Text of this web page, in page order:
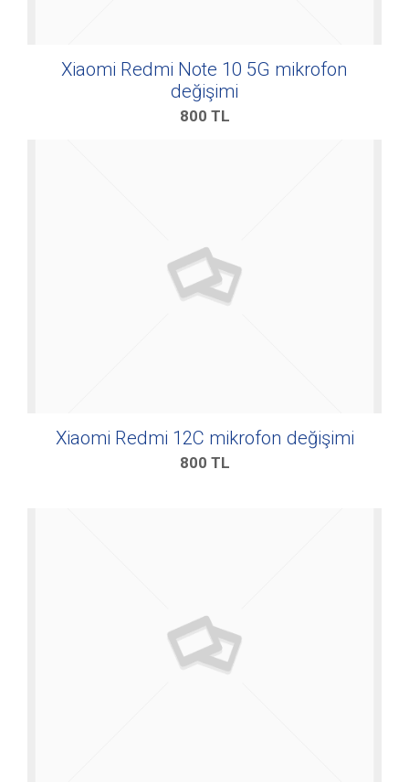
Xiaomi Redmi Note 10 5G mikrofon
değişimi
800 TL
Xiaomi Redmi 12C mikrofon değişimi
800 TL